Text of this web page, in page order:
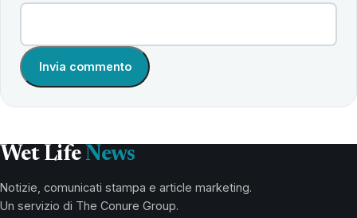
Wet Life News
Notizie, comunicati stampa e article marketing.
Un servizio di The Conure Group.